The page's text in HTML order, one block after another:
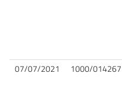
07/07/2021 1000/014267